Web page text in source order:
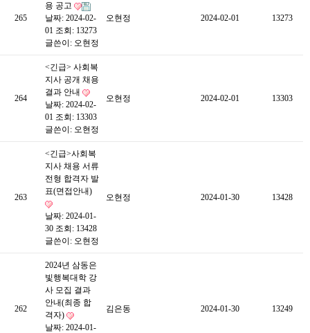
265
용 공고
날짜: 2024-02-
01 조회: 13273
글쓴이: 오현정
오현정 2024-02-01 13273
264
<긴급> 사회복
지사 공개 채용
결과 안내
날짜: 2024-02-
01 조회: 13303
글쓴이: 오현정
오현정 2024-02-01 13303
263
<긴급>사회복
지사 채용 서류
전형 합격자 발
표(면접안내)
날짜: 2024-01-
30 조회: 13428
글쓴이: 오현정
오현정 2024-01-30 13428
262
2024년 삼동은
빛행복대학 강
사 모집 결과
안내(최종 합
격자)
날짜: 2024-01-
김은동 2024-01-30 13249